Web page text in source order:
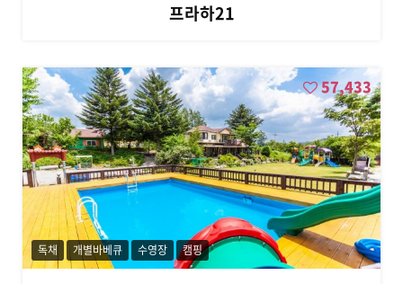
프라하21
57,433
독채 개별바베큐 수영장 캠핑